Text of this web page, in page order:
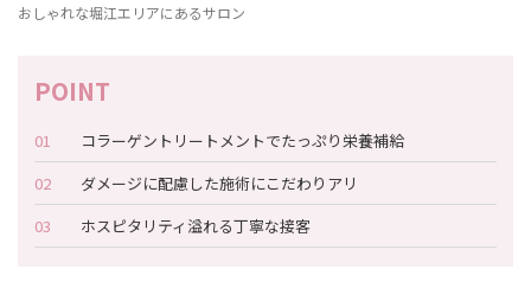
おしゃれな堀江エリアにあるサロン
コラーゲントリートメントでたっぷり栄養補給
ダメージに配慮した施術にこだわりアリ
ホスピタリティ溢れる丁寧な接客